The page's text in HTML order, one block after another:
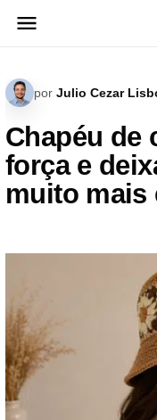
para
por Julio Cezar
Chapéu de
força e
muito mais